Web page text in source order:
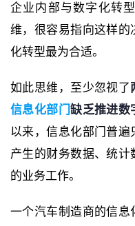
企业内部与数字化转
维，很容易指向这样的
化转型最为合适。
如此思维，至少忽视了
信息化部门缺乏推进数
以来，信息化部门普
产生的财务数据、统
的业务工作。
一个汽车制造商的信息